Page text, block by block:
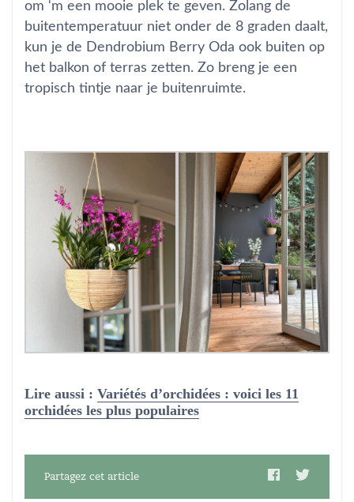
om ‘m een mooie plek te geven. Zolang de
buitentemperatuur niet onder de 8 graden daalt,
kun je de Dendrobium Berry Oda ook buiten op
het balkon of terras zetten. Zo breng je een
tropisch tintje naar je buitenruimte.
Lire aussi : Variétés d’orchidées : voici les 11
orchidées les plus populaires
Partagez cet article